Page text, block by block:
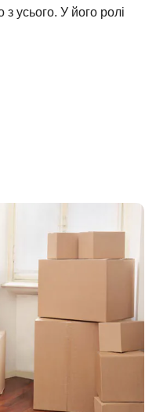
усього. У його ролі